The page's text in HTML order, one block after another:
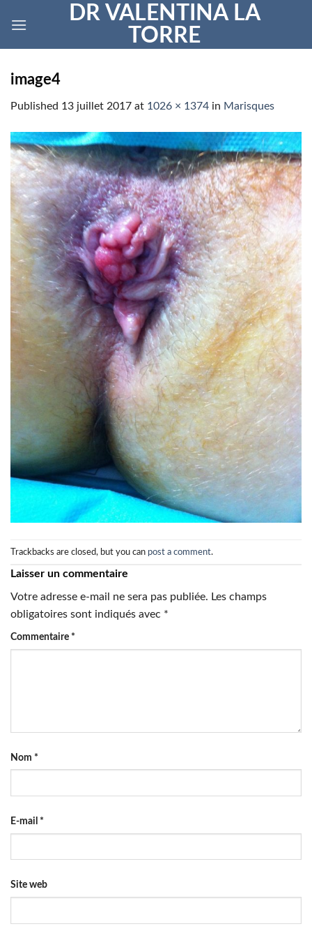
DR VALENTINA LA
TORRE
image4
Published 13 juillet 2017 at 1026 × 1374 in Marisques
Trackbacks are closed, but you can post a comment.
Laisser un commentaire
Votre adresse e-mail ne sera pas publiée. Les champs
obligatoires sont indiqués avec *
Commentaire *
Nom *
E-mail *
Site web